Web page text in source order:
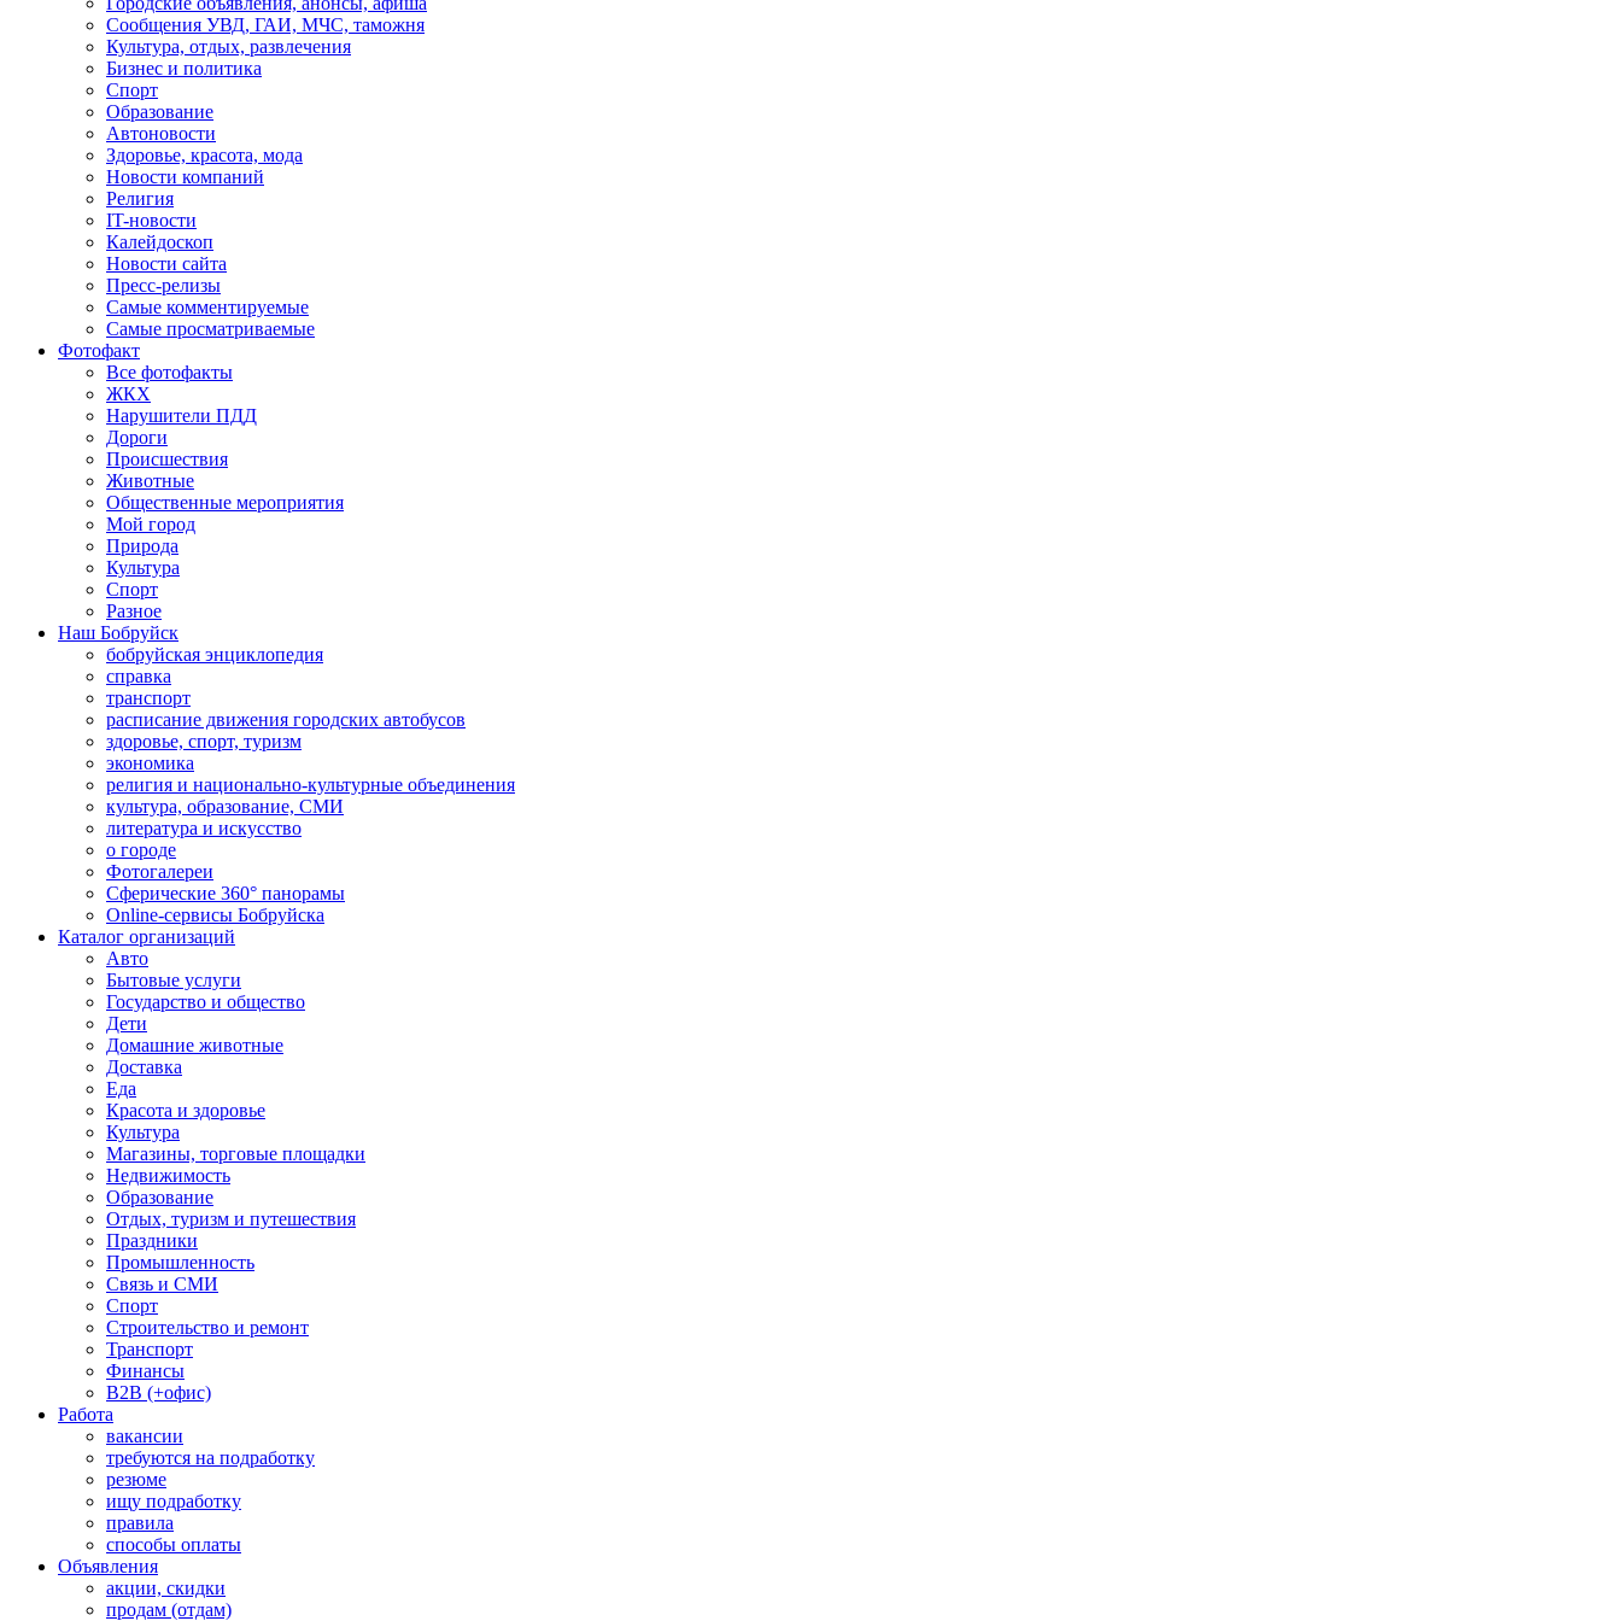
Сообщения УВД, ГАИ, МЧС, таможня
Культура, отдых, развлечения
Бизнес и политика
Спорт
Образование
Автоновости
Здоровье, красота, мода
Новости компаний
Религия
IT-новости
Калейдоскоп
Новости сайта
Пресс-релизы
Самые комментируемые
Самые просматриваемые
Фотофакт
Все фотофакты
ЖКХ
Нарушители ПДД
Дороги
Происшествия
Животные
Общественные мероприятия
Мой город
Природа
Культура
Спорт
Разное
Наш Бобруйск
бобруйская энциклопедия
справка
транспорт
расписание движения городских автобусов
здоровье, спорт, туризм
экономика
религия и национально-культурные объединения
культура, образование, СМИ
литература и искусство
о городе
Фотогалереи
Сферические 360° панорамы
Online-сервисы Бобруйска
Каталог организаций
Авто
Бытовые услуги
Государство и общество
Дети
Домашние животные
Доставка
Еда
Красота и здоровье
Культура
Магазины, торговые площадки
Недвижимость
Образование
Отдых, туризм и путешествия
Праздники
Промышленность
Связь и СМИ
Спорт
Строительство и ремонт
Транспорт
Финансы
B2B (+офис)
Работа
вакансии
требуются на подработку
резюме
ищу подработку
правила
способы оплаты
Объявления
акции, скидки
продам (отдам)